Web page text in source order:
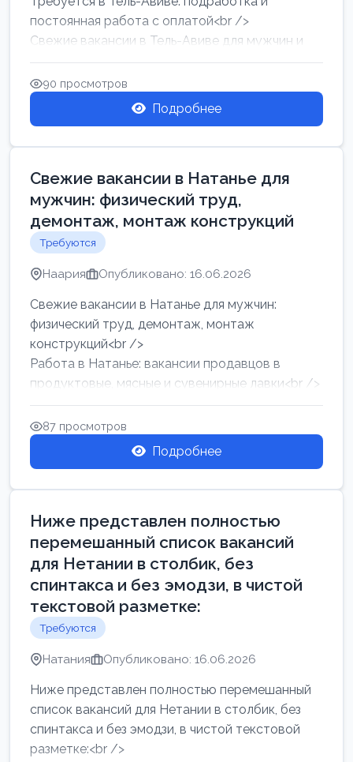
постоянная работа с оплатой<br />
Свежие вакансии в Тель-Авиве для мужчин и
женщин от хозя...
90 просмотров
Подробнее
Свежие вакансии в Натанье для
мужчин: физический труд,
демонтаж, монтаж конструкций
Требуются
Наария Опубликовано: 16.06.2026
Свежие вакансии в Натанье для мужчин:
физический труд, демонтаж, монтаж
конструкций<br />
Работа в Натанье: вакансии продавцов в
продуктовые, мясные и сувенирные лавки<br />
Разнорабочий на сборку м...
87 просмотров
Подробнее
Ниже представлен полностью
перемешанный список вакансий
для Нетании в столбик, без
спинтакса и без эмодзи, в чистой
текстовой разметке:
Требуются
Натания Опубликовано: 16.06.2026
Ниже представлен полностью перемешанный
список вакансий для Нетании в столбик, без
спинтакса и без эмодзи, в чистой текстовой
разметке:<br />